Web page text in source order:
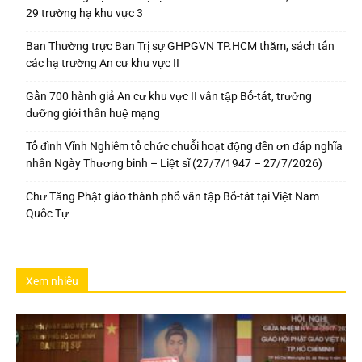
29 trường hạ khu vực 3
Ban Thường trực Ban Trị sự GHPGVN TP.HCM thăm, sách tấn
các hạ trường An cư khu vực II
Gần 700 hành giả An cư khu vực II vân tập Bố-tát, trưởng
dưỡng giới thân huệ mạng
Tổ đình Vĩnh Nghiêm tổ chức chuỗi hoạt động đền ơn đáp nghĩa
nhân Ngày Thương binh – Liệt sĩ (27/7/1947 – 27/7/2026)
Chư Tăng Phật giáo thành phố vân tập Bố-tát tại Việt Nam
Quốc Tự
Xem nhiều